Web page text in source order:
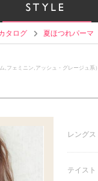
タログ 夏ほつれパーマ
ム,フェミニン,アッシュ・グレージュ系）
レングス
テイスト